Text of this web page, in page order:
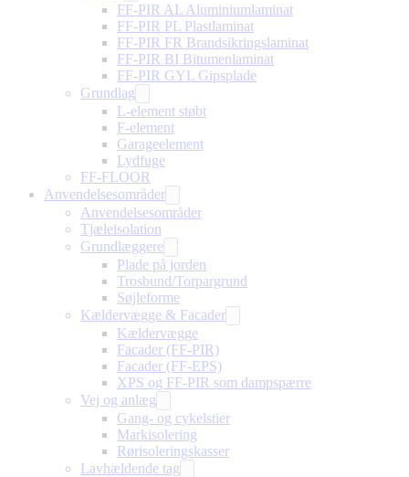
FF-PIR AL Aluminiumlaminat
FF-PIR PL Plastlaminat
FF-PIR FR Brandsikringslaminat
FF-PIR BI Bitumenlaminat
FF-PIR GYL Gipsplade
Grundlag
L-element støbt
F-element
Garageelement
Lydfuge
FF-FLOOR
Anvendelsesområder
Anvendelsesområder
Tjæleisolation
Grundlæggere
Plade på jorden
Trosbund/Torpargrund
Søjleforme
Kældervægge & Facader
Kældervægge
Facader (FF-PIR)
Facader (FF-EPS)
XPS og FF-PIR som dampspærre
Vej og anlæg
Gang- og cykelstier
Markisolering
Rørisoleringskasser
Lavhældende tag